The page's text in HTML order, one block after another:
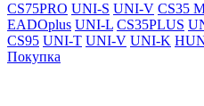
CS75PRO UNI-S UNI-V CS35
EADOplus UNI-L CS35PLUS
CS95 UNI-T UNI-V UNI-K
Покупка